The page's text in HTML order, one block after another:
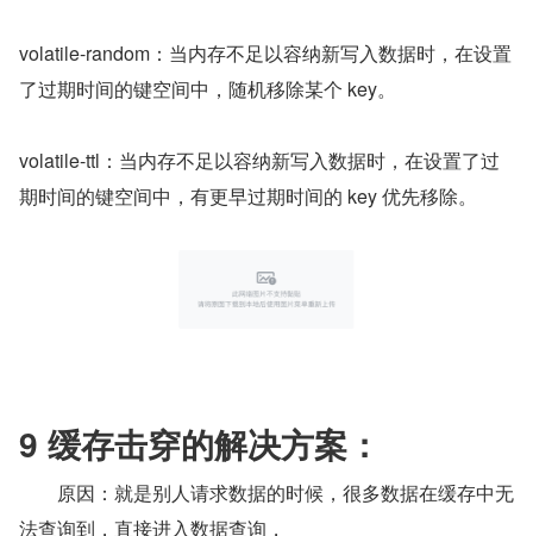
volatile-random：当内存不足以容纳新写入数据时，在设置
了过期时间的键空间中，随机移除某个 key。
volatile-ttl：当内存不足以容纳新写入数据时，在设置了过
期时间的键空间中，有更早过期时间的 key 优先移除。
9 缓存击穿的解决方案：
原因：就是别人请求数据的时候，很多数据在缓存中无
法查询到，直接进入数据查询，